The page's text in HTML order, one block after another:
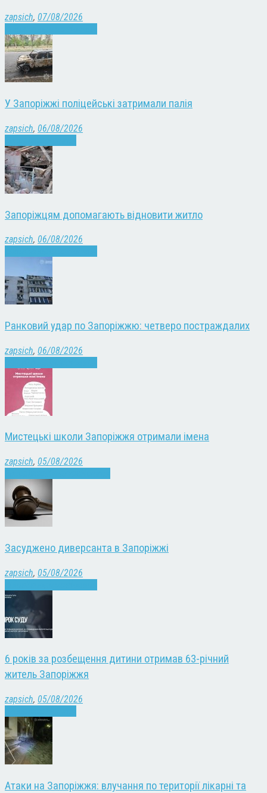
zapsich, 07/08/2026
У Запоріжжі поліцейські затримали палія
zapsich, 06/08/2026
Запоріжцям допомагають відновити житло
zapsich, 06/08/2026
Ранковий удар по Запоріжжю: четверо постраждалих
zapsich, 06/08/2026
Мистецькі школи Запоріжжя отримали імена
zapsich, 05/08/2026
Засуджено диверсанта в Запоріжжі
zapsich, 05/08/2026
6 років за розбещення дитини отримав 63-річний
житель Запоріжжя
zapsich, 05/08/2026
Атаки на Запоріжжя: влучання по території лікарні та